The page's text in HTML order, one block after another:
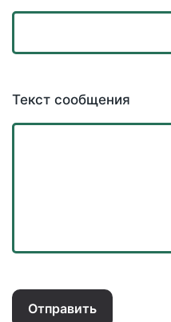
Текст сообщения
Отправить